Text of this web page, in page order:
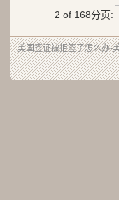
2 of 168分页:
美国签证被拒签了怎么办-